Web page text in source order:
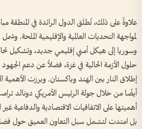
علاوةً على ذلك، تُطلق الدول الرائدة في المنطقة
لمواجهة التحديات العالمية والإقليمية الملحة.
وسوريا إلى هيكل أمني إقليمي جديد، وتشكيل
حلول الأزمة الحالية في غزة، فضلاً عن دعم
إطلاق النار بين الهند وباكستان. وبرزت الأهمية
أهميتها على الاتفاقيات الاقتصادية والدفاعية
بل امتدت لتشمل سبل التعاون العميق حول